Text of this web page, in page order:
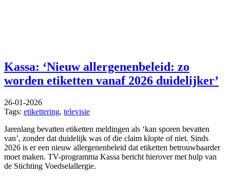
Kassa: ‘Nieuw allergenenbeleid: zo
worden etiketten vanaf 2026 duidelijker’
26-01-2026
Tags: etikettering, televisie
Jarenlang bevatten etiketten meldingen als ‘kan sporen bevatten
van’, zonder dat duidelijk was of die claim klopte of niet. Sinds
2026 is er een nieuw allergenenbeleid dat etiketten betrouwbaarder
moet maken. TV-programma Kassa bericht hierover met hulp van
de Stichting Voedselallergie.